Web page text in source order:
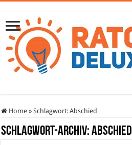
Home » Schlagwort:Abschied
Schlagwort-Archiv:Abschied